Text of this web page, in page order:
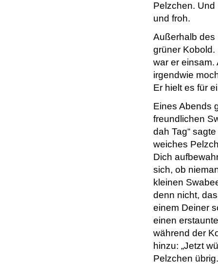
Pelzchen.
und froh.
Außerhalb des
grüner
war er
irgendwie
Er hielt es für
Eines Abends
freundlichen
dah Tag“
weiches
Dich
sich, ob
kleinen
denn nicht,
einem Deiner
einen
während der
hinzu: „Jetzt
Pelzchen